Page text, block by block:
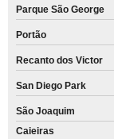
Parque São George
Portão
Recanto dos Victor
San Diego Park
São Joaquim
Caieiras